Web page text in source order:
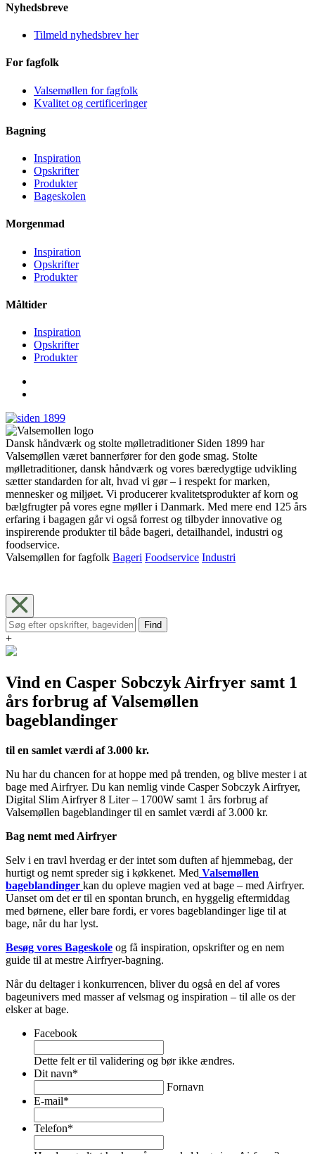
Nyhedsbreve
Tilmeld nyhedsbrev her
For fagfolk
Valsemøllen for fagfolk
Kvalitet og certificeringer
Bagning
Inspiration
Opskrifter
Produkter
Bageskolen
Morgenmad
Inspiration
Opskrifter
Produkter
Måltider
Inspiration
Opskrifter
Produkter
Dansk håndværk og stolte mølletraditioner Siden 1899 har
Valsemøllen været bannerfører for den gode smag. Stolte
mølletraditioner, dansk håndværk og vores bæredygtige udvikling
sætter standarden for alt, hvad vi gør – i respekt for marken,
mennesker og miljøet. Vi producerer kvalitetsprodukter af korn og
bælgfrugter på vores egne møller i Danmark. Med mere end 125 års
erfaring i bagagen går vi også forrest og tilbyder innovative og
inspirerende produkter til både bageri, detailhandel, industri og
foodservice.
Valsemøllen for fagfolk Bageri Foodservice Industri
Find
+
Vind en Casper Sobczyk Airfryer samt 1
års forbrug af Valsemøllen
bageblandinger
til en samlet værdi af 3.000 kr.
Nu har du chancen for at hoppe med på trenden, og blive mester i at
bage med Airfryer. Du kan nemlig vinde Casper Sobczyk Airfryer,
Digital Slim Airfryer 8 Liter – 1700W samt 1 års forbrug af
Valsemøllen bageblandinger til en samlet værdi af 3.000 kr.
Bag nemt med Airfryer
Selv i en travl hverdag er der intet som duften af hjemmebag, der
hurtigt og nemt spreder sig i køkkenet. Med Valsemøllen
bageblandinger kan du opleve magien ved at bage – med Airfryer.
Uanset om det er til en spontan brunch, en hyggelig eftermiddag
med børnene, eller bare fordi, er vores bageblandinger lige til at
bage, når du har lyst.
Besøg vores Bageskole og få inspiration, opskrifter og en nem
guide til at mestre Airfryer-bagning.
Når du deltager i konkurrencen, bliver du også en del af vores
bageunivers med masser af velsmag og inspiration – til alle os der
elsker at bage.
Facebook
Dette felt er til validering og bør ikke ændres.
Dit navn*
Fornavn
E-mail*
Telefon*